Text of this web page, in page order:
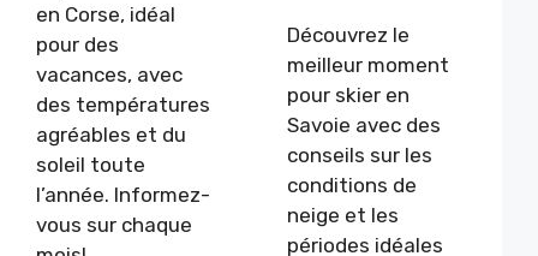
en Corse, idéal
pour des
vacances, avec
des températures
agréables et du
soleil toute
l’année. Informez-
vous sur chaque
Découvrez le
meilleur moment
pour skier en
Savoie avec des
conseils sur les
conditions de
neige et les
périodes idéales